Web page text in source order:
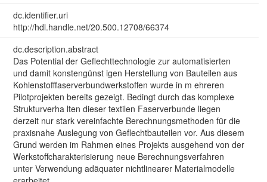
dc.identifier.uri
http://hdl.handle.net/20.500.12708/66374
dc.description.abstract
Das Potential der Geflechttechnologie zur automatisierten
und damit konstengünst igen Herstellung von Bauteilen aus
Kohlenstofffaserverbundwerkstoffen wurde in m ehreren
Pilotprojekten bereits gezeigt. Bedingt durch das komplexe
Strukturverha lten dieser textilen Faserverbunde liegen
derzeit nur stark vereinfachte Berechnungsmethoden für die
praxisnahe Auslegung von Geflechtbauteilen vor. Aus diesem
Grund werden im Rahmen eines Projekts ausgehend von der
Werkstoffcharakterisierung neue Berechnungsverfahren
unter Verwendung adäquater nichtlinearer Materialmodelle